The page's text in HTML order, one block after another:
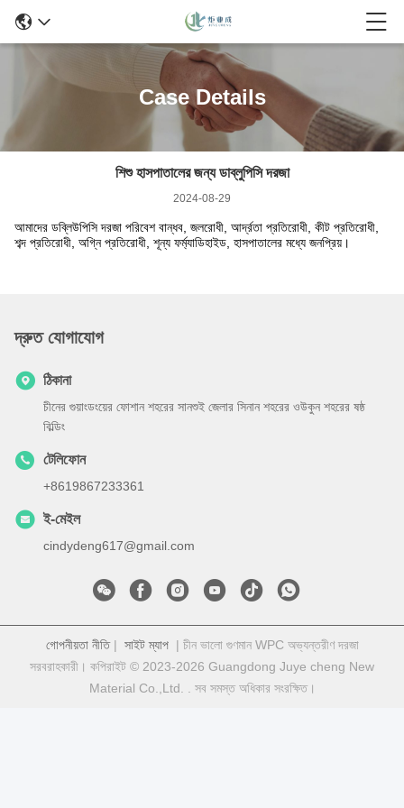
Case Details
শিশু হাসপাতালের জন্য ডাব্লুপিসি দরজা
2024-08-29
আমাদের ডব্লিউপিসি দরজা পরিবেশ বান্ধব, জলরোধী, আর্দ্রতা প্রতিরোধী, কীট প্রতিরোধী,
শব্দ প্রতিরোধী, অগ্নি প্রতিরোধী, শূন্য ফর্ম্যাডিহাইড, হাসপাতালের মধ্যে জনপ্রিয়।
দ্রুত যোগাযোগ
ঠিকানা
চীনের গুয়াংডংয়ের ফোশান শহরের সানশুই জেলার সিনান শহরের ওউকুন শহরের ষষ্ঠ
বিল্ডিং
টেলিফোন
+8619867233361
ই-মেইল
cindydeng617@gmail.com
গোপনীয়তা নীতি| সাইট ম্যাপ| চীন ভালো গুণমান WPC অভ্যন্তরীণ দরজা
সরবরাহকারী। কপিরাইট © 2023-2026 Guangdong Juye cheng New
Material Co.,Ltd. . সব সমস্ত অধিকার সংরক্ষিত।